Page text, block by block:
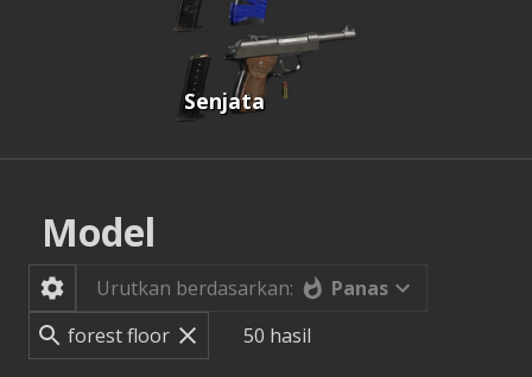
Senjata
Model
Urutkan berdasarkan:
Panas
50 hasil